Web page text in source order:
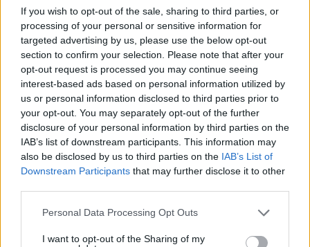
If you wish to opt-out of the sale, sharing to third parties, or
processing of your personal or sensitive information for
targeted advertising by us, please use the below opt-out
section to confirm your selection. Please note that after your
opt-out request is processed you may continue seeing
interest-based ads based on personal information utilized by
us or personal information disclosed to third parties prior to
your opt-out. You may separately opt-out of the further
disclosure of your personal information by third parties on the
IAB’s list of downstream participants. This information may
also be disclosed by us to third parties on the IAB’s List of
Downstream Participants that may further disclose it to other
Please note that this website/app uses one or more Google
not limited to your visit or usage behaviour. You may click to
Personal Data Processing Opt Outs
I want to opt-out of the Sharing of my
«Πόσα θέλεις για το κορίτσι;»: Τουρίστας στην
καταγγέλλει ο ιδιοκτήτης επιχείρησης
07.08.2026, 18:22